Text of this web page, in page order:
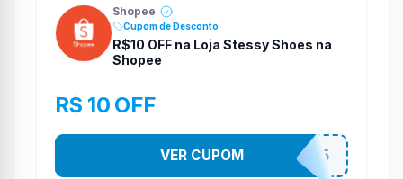
Shopee
Cupom de Desconto
R$10 OFF na Loja Stessy Shoes na
Shopee
R$ 10 OFF
STES2525
VER CUPOM